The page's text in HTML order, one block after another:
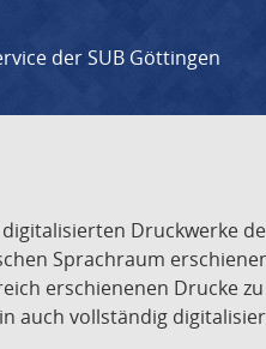
der SUB Göttingen
Druckwerke
Sprachraum
erschienenen Drucke
vollständig